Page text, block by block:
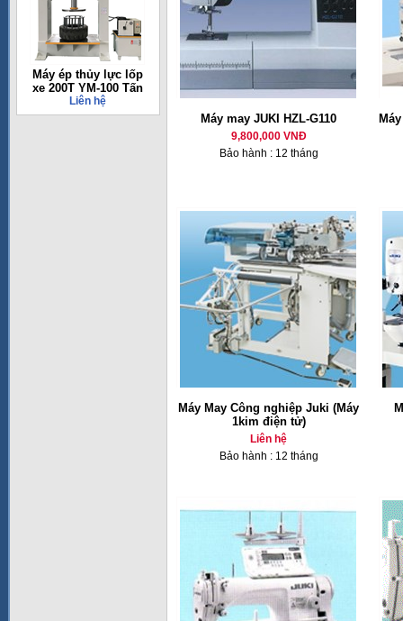
Máy ép thủy lực lốp
xe 200T YM-100 Tấn
Liên hệ
Máy may JUKI HZL-G110
9,800,000 VNĐ
Bảo hành : 12 tháng
Máy May Công nghiệp Juki (Máy
1kim điện tử)
Liên hệ
Bảo hành : 12 tháng